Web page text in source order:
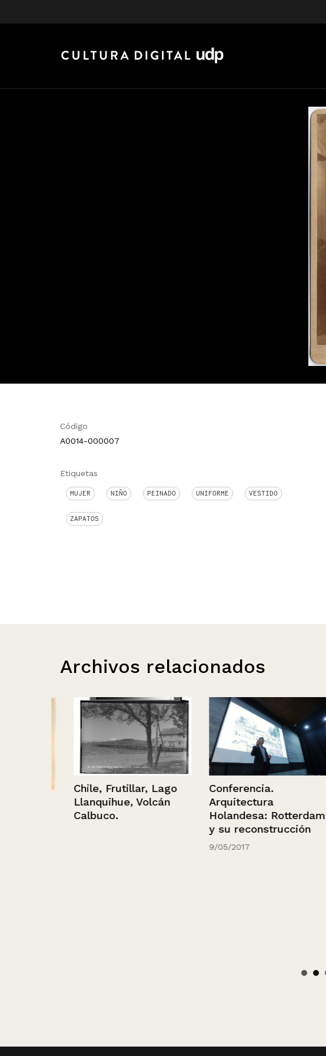
Código
A0014-000007
Etiquetas
MUJER NIÑO PEINADO UNIFORME VESTIDO
ZAPATOS
Archivos relacionados
Chile, Frutillar, Lago
Llanquihue, Volcán
Calbuco.
Conferencia.
Arquitectura
Holandesa: Rotterdam
y su reconstrucción
9/05/2017